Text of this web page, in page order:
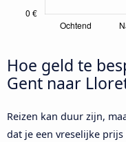
Hoe geld te
Gent naar
Reizen kan duur zijn,
dat je een vreselijke